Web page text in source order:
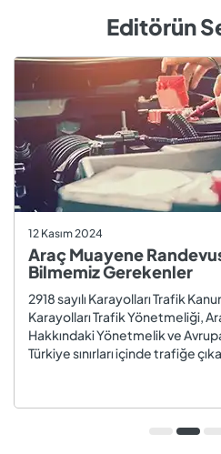
Editörün
12 Kasım 2024
Araç Muayene
Bilmemiz Gerekenler
2918 sayılı Karayolları Trafik
Karayolları Trafik Yönetmeliği,
Hakkındaki Yönetmelik ve
Türkiye sınırları içinde trafiğe
zorundadır. Araç muayenesi;
kamyon, kamyo...